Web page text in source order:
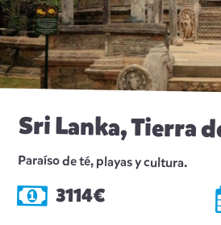
Sri Lanka, Tierra
Paraíso de té, playas y cultura.
3114€